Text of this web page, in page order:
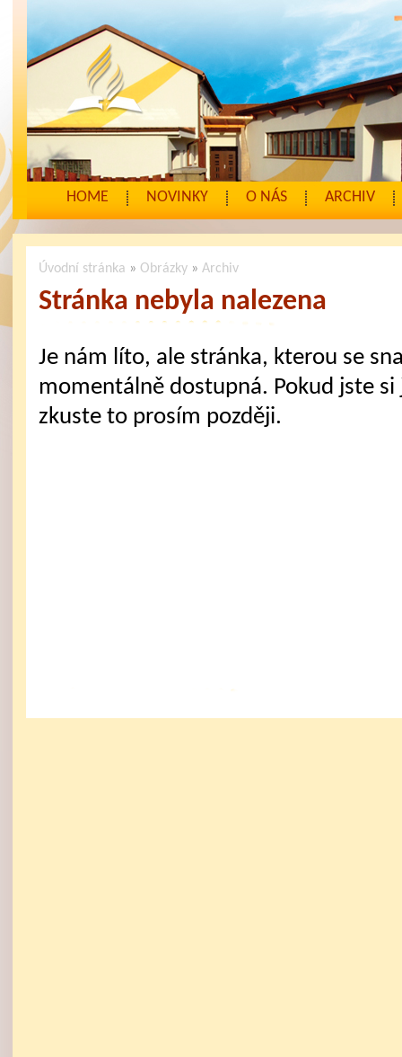
HOME NOVINKY O NÁS ARCHIV
Úvodní stránka » Obrázky »Archiv
Stránka nebyla nalezena
Je nám líto, ale stránka, kterou se
momentálně dostupná. Pokud jste
zkuste to prosím později.